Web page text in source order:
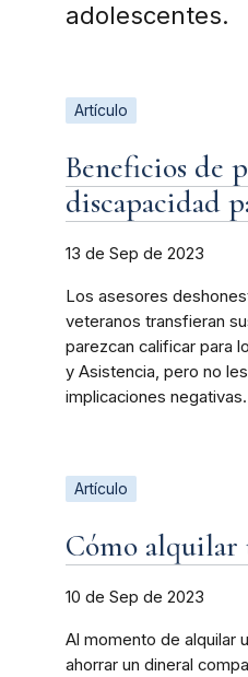
adolescentes.
Artículo
Beneficios de
discapacidad
13 de Sep de 2023
Los asesores
veteranos transfieran
parezcan calificar para
y Asistencia, pero no
implicaciones negativas.
Artículo
Cómo alquilar
10 de Sep de 2023
Al momento de alquilar
ahorrar un dineral